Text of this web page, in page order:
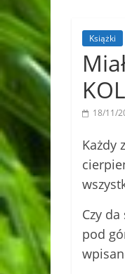
Książki
18/11/
Każdy
Czy
pod